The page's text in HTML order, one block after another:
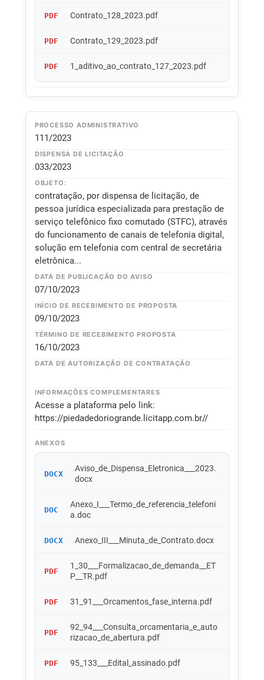
PDF Contrato_128_2023.pdf
PDF Contrato_129_2023.pdf
PDF 1_aditivo_ao_contrato_127_2023.pdf
PROCESSO ADMINISTRATIVO
111/2023
DISPENSA DE LICITAÇÃO
033/2023
OBJETO:
contratação, por dispensa de licitação, de
pessoa jurídica especializada para prestação de
serviço telefônico fixo comutado (STFC), através
do funcionamento de canais de telefonia digital,
solução em telefonia com central de secretária
eletrônica...
DATA DE PUBLICAÇÃO DO AVISO
07/10/2023
INÍCIO DE RECEBIMENTO DE PROPOSTA
09/10/2023
TÉRMINO DE RECEBIMENTO PROPOSTA
16/10/2023
DATA DE AUTORIZAÇÃO DE CONTRATAÇÃO
INFORMAÇÕES COMPLEMENTARES
Acesse a plataforma pelo link:
https://piedadedoriogrande.licitapp.com.br//
ANEXOS
DOCX
Aviso_de_Dispensa_Eletronica___2023.
docx
DOC
Anexo_I___Termo_de_referencia_telefoni
a.doc
DOCX Anexo_III___Minuta_de_Contrato.docx
PDF
1_30___Formalizacao_de_demanda__ET
P__TR.pdf
PDF 31_91___Orcamentos_fase_interna.pdf
PDF
92_94___Consulta_orcamentaria_e_auto
rizacao_de_abertura.pdf
PDF 95_133___Edital_assinado.pdf